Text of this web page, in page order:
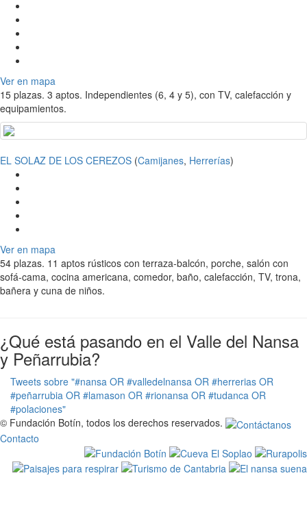
Ver en mapa
15 plazas. 3 aptos. Independientes (6, 4 y 5), con TV, calefacción y
equipamientos.
EL SOLAZ DE LOS CEREZOS (Camijanes, Herrerías)
Ver en mapa
54 plazas. 11 aptos rústicos con terraza-balcón, porche, salón con
sofá-cama, cocina americana, comedor, baño, calefacción, TV, trona,
bañera y cuna de niños.
¿Qué está pasando en el Valle del Nansa
y Peñarrubia?
Tweets sobre "#nansa OR #valledelnansa OR #herrerias OR
#peñarrubia OR #lamason OR #rionansa OR #tudanca OR
#polaciones"
© Fundación Botín, todos los derechos reservados.
Contacto